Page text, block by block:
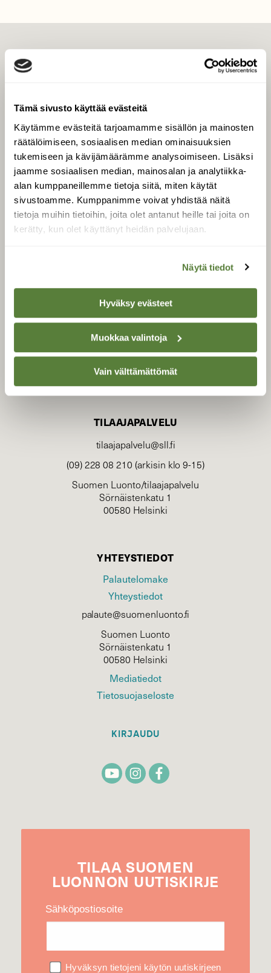
Tämä sivusto käyttää evästeitä
Käytämme evästeitä tarjoamamme sisällön ja mainosten
räätälöimiseen, sosiaalisen median ominaisuuksien
tukemiseen ja kävijämäärämme analysoimiseen. Lisäksi
jaamme sosiaalisen median, mainosalan ja analytiikka-
alan kumppaneillemme tietoja siitä, miten käytät
sivustoamme. Kumppanimme voivat yhdistää näitä
tietoja muihin tietoihin, joita olet antanut heille tai joita on
kerätty, kun olet käyttänyt heidän palvelujaan.
Näytä tiedot
Hyväksy evästeet
Muokkaa valintoja
Vain välttämättömät
Tilaa digilukuoikeus
Äänestä parasta juttua
Tilaa uutiskirje
SUOMEN LUONNON­
SUOJELU­LIITTO
Suomen Luonto -lehden
luonnonsuojelu­liitto.
TILAAJAPALVELU
tilaajapalvelu@sll.fi
(09) 228 08 210 (arkisin klo 9-15)
Suomen Luonto/tilaajapalvelu
Sörnäistenkatu 1
00580 Helsinki
YHTEYSTIEDOT
Palautelomake
Yhteystiedot
palaute@suomenluonto.fi
Suomen Luonto
Sörnäistenkatu 1
00580 Helsinki
Mediatiedot
Tietosuojaseloste
KIRJAUDU
TILAA SUOMEN
LUONNON UUTIS­KIRJE
Sähköpostiosoite
Hyväksyn tietojeni käytön uutiskirjeen